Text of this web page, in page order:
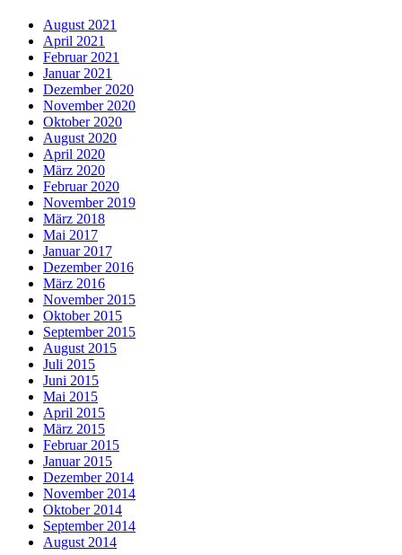
August 2021
April 2021
Februar 2021
Januar 2021
Dezember 2020
November 2020
Oktober 2020
August 2020
April 2020
März 2020
Februar 2020
November 2019
März 2018
Mai 2017
Januar 2017
Dezember 2016
März 2016
November 2015
Oktober 2015
September 2015
August 2015
Juli 2015
Juni 2015
Mai 2015
April 2015
März 2015
Februar 2015
Januar 2015
Dezember 2014
November 2014
Oktober 2014
September 2014
August 2014